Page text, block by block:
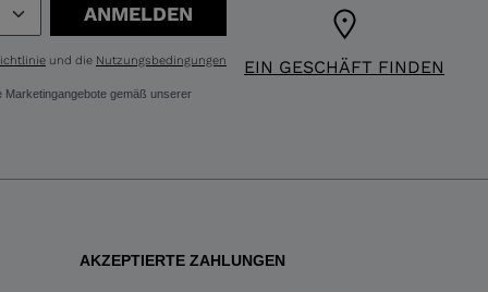
EIN GESCHÄFT FINDEN
ANMELDEN
und die Nutzungsbedingungen
gemäß unserer
AKZEPTIERTE ZAHLUNGEN